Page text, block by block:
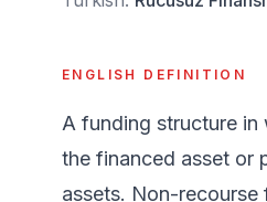
ENGLISH DEFINITION
A funding structure
the financed asset or
assets. Non-